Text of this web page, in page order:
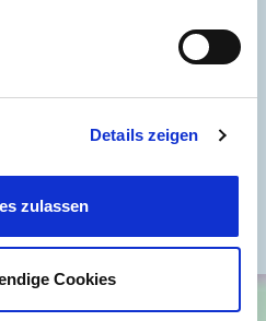
Details zeigen
zulassen
Cookies
Wohngebäude